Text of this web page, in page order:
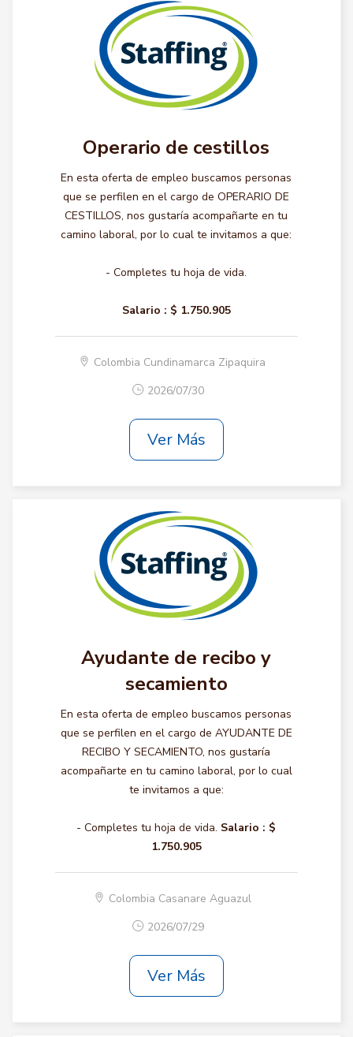
Operario de cestillos
En esta oferta de empleo buscamos personas
que se perfilen en el cargo de OPERARIO DE
CESTILLOS, nos gustaría acompañarte en tu
camino laboral, por lo cual te invitamos a que:
- Completes tu hoja de vida.
Salario : $ 1.750.905
Colombia Cundinamarca Zipaquira
2026/07/30
Ver Más
Ayudante de recibo y
secamiento
En esta oferta de empleo buscamos personas
que se perfilen en el cargo de AYUDANTE DE
RECIBO Y SECAMIENTO, nos gustaría
acompañarte en tu camino laboral, por lo cual
te invitamos a que:
- Completes tu hoja de vida. Salario : $
1.750.905
Colombia Casanare Aguazul
2026/07/29
Ver Más